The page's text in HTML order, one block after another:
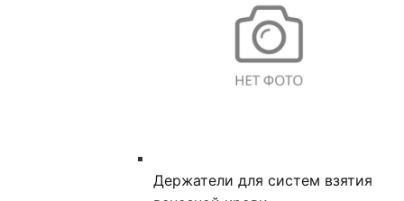
Держатели для систем взятия